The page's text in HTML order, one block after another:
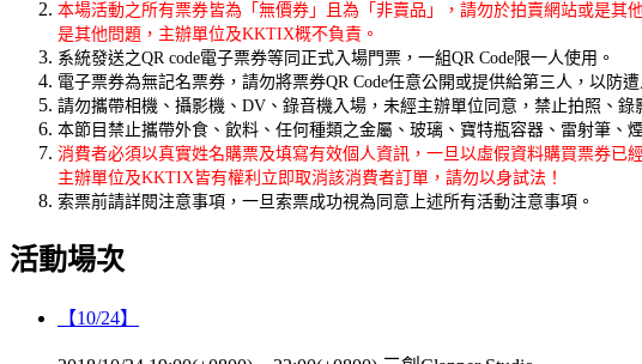
本場活動之所有票券皆為「無價券」且為「非賣品」，請勿於拍賣網站或是
是其他問題，主辦單位及KKTIX概不負責。
系統發送之QR code電子票券等同正式入場門票，一組QR Code限一人使用。
電子票券為無記名票券，請勿將票券QR Code任意公開或提供給第三人，以防遭
請勿攜帶相機、攝影機、DV、錄音機入場，未經主辦單位同意，禁止拍照、錄
本節目禁止攜帶外食、飲料、任何種類之金屬、玻璃、寶特瓶容器、雷射筆、
消費者必須以真實姓名購票及填寫有效個人資訊，一旦以虛假資料購買票券
主辦單位及KKTIX皆有權利立即取消該消費者訂單，請勿以身試法！
索票前請詳閱注意事項，一旦索票成功視為同意上述所有活動注意事項。
活動場次
【10/24】